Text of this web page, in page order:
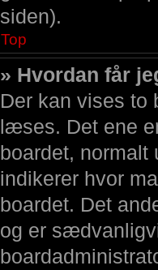
siden).
Top
» Hvordan får
Der kan vises to
læses. Det ene
boardet, normalt
indikerer hvor
boardet. Det
og er